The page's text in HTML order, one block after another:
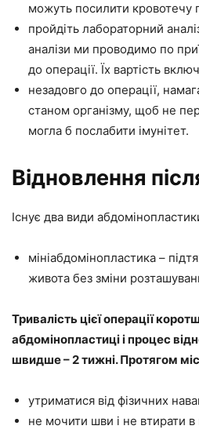
можуть посилити кровотечу
пройдіть лабораторний
аналізи ми проводимо по
до операції. Їх вартість
незадовго до операції,
станом організму, щоб не
могла б послабити імунітет.
Відновлення
Існує два види
мініабдомінопластика –
живота без зміни
Тривалість цієї операції
абдомінопластиці і процес
швидше – 2 тижні. Протягом
утриматися від фізичних
не мочити шви і не втирати в